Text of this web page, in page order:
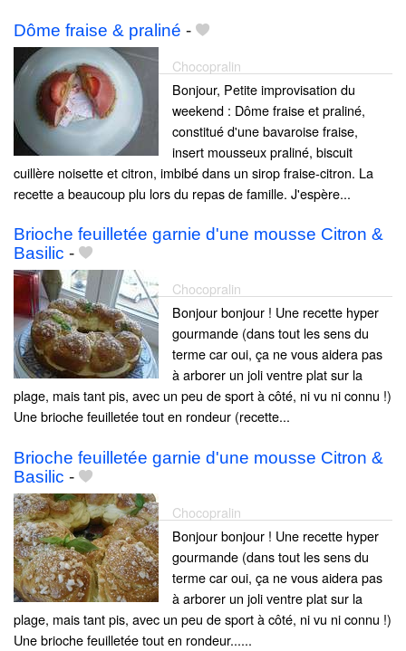
Dôme fraise & praliné -
Chocopralin
Bonjour, Petite improvisation du
weekend : Dôme fraise et praliné,
constitué d'une bavaroise fraise,
insert mousseux praliné, biscuit
cuillère noisette et citron, imbibé dans un sirop fraise-citron. La
recette a beaucoup plu lors du repas de famille. J'espère...
Brioche feuilletée garnie d'une mousse Citron &
Basilic -
Chocopralin
Bonjour bonjour ! Une recette hyper
gourmande (dans tout les sens du
terme car oui, ça ne vous aidera pas
à arborer un joli ventre plat sur la
plage, mais tant pis, avec un peu de sport à côté, ni vu ni connu !)
Une brioche feuilletée tout en rondeur (recette...
Brioche feuilletée garnie d'une mousse Citron &
Basilic -
Chocopralin
Bonjour bonjour ! Une recette hyper
gourmande (dans tout les sens du
terme car oui, ça ne vous aidera pas
à arborer un joli ventre plat sur la
plage, mais tant pis, avec un peu de sport à côté, ni vu ni connu !)
Une brioche feuilletée tout en rondeur......